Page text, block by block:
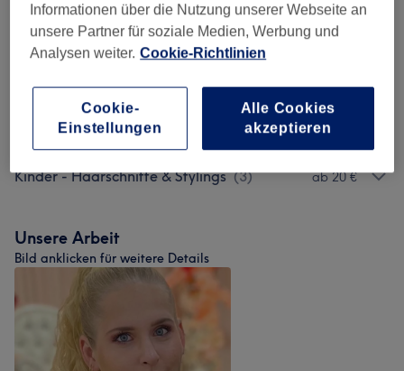
Damen - Colorationen, Schnitte &
Föhnen
ab 28 €
Haarkuren & Pflege (3) ab 3,50 €
Herren - Haarschnitte & Stylings 4) ab 18 €
Kinder - Haarschnitte & Stylings (3) ab 20 €
Unsere Arbeit
Bild anklicken für weitere Details
Informationen über die Nutzung unserer Webseite an
unsere Partner für soziale Medien, Werbung und
Analysen weiter. Cookie-Richtlinien
Cookie-
Einstellungen
Alle Cookies
akzeptieren